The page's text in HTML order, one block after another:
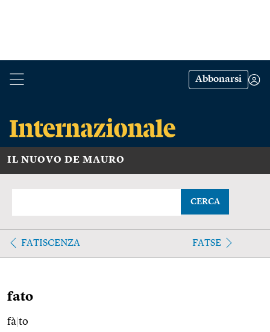
Abbonarsi
IL NUOVO DE MAURO
CERCA
FATISCENZA FATSE
fato
fà to